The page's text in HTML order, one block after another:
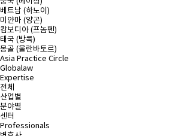
베트남 (하노이)
미얀마 (양곤)
캄보디아 (프놈펜)
태국 (방콕)
몽골 (울란바토르)
Asia Practice Circle
Globalaw
Expertise
전체
산업별
분야별
센터
Professionals